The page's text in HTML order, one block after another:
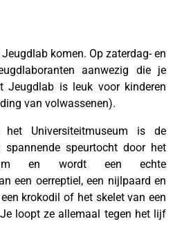
komen. Op zaterdag- en
aanwezig die je
Jeugdlab is leuk voor kinderen
van volwassenen).
Universiteitmuseum is de
spannende speurtocht door het
en wordt een echte
een oerreptiel, een nijlpaard en
krokodil of het skelet van een
loopt ze allemaal tegen het lijf